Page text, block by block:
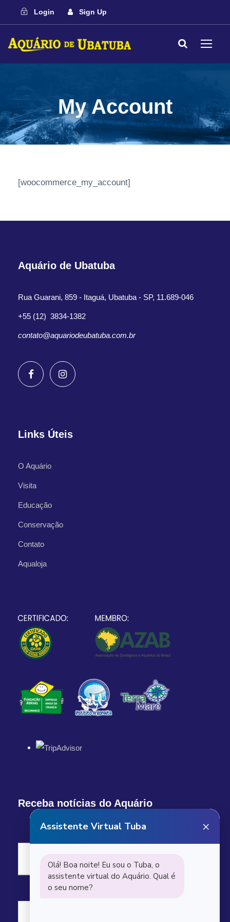
Login Sign Up
My Account
[woocommerce_my_account]
Aquário de Ubatuba
Rua Guarani, 859 - Itaguá, Ubatuba - SP, 11.689-046
+55 (12) 3834-1382
contato@aquariodeubatuba.com.br
Links Úteis
O Aquário
Visita
Educação
Conservação
Contato
Aqualoja
Receba notícias do Aquário